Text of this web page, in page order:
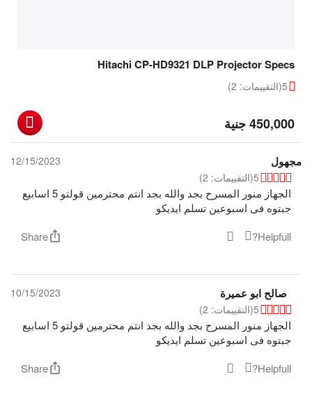
Hitachi CP-HD9321 DLP Projector Specs
5(التقييمات: 2)
جنية450,000
مجهول
12/15/2023
5(التقييمات: 2)
الجهاز منور المسرح بجد والله بجد انتم محترمين قولتو 5 اسابيع
جبتوه فى اسبوعين تسلم ايديكو
Helpfull?
Share
صالح ابو عميرة
10/15/2023
5(التقييمات: 2)
الجهاز منور المسرح بجد والله بجد انتم محترمين قولتو 5 اسابيع
جبتوه فى اسبوعين تسلم ايديكو
Helpfull?
Share